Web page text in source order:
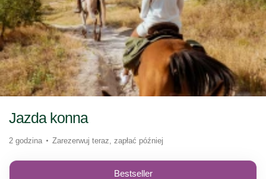
Jazda konna
2 godzina Zarezerwuj teraz, zapłać później
Bestseller